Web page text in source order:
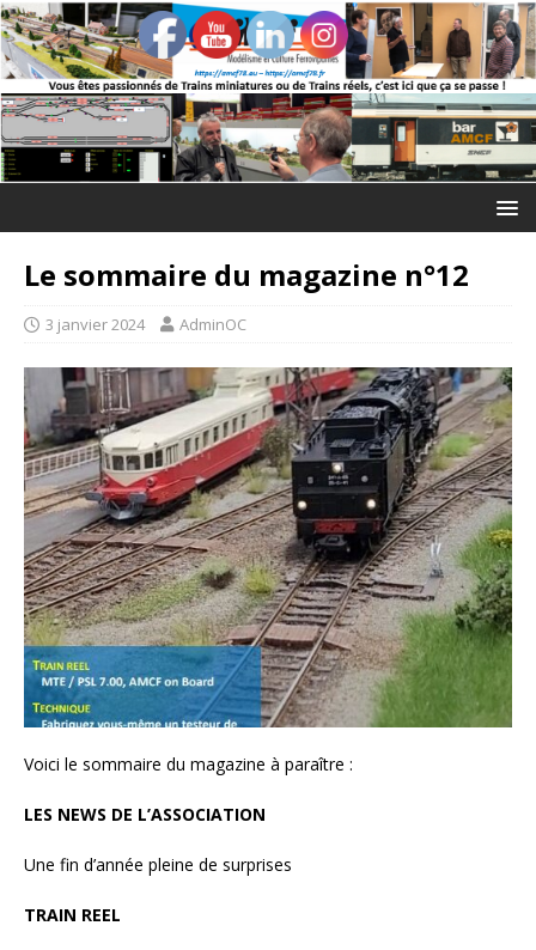
Le sommaire du magazine n°12
3 janvier 2024 AdminOC
Voici le sommaire du magazine à paraître :
LES NEWS DE L’ASSOCIATION
Une fin d’année pleine de surprises
TRAIN REEL